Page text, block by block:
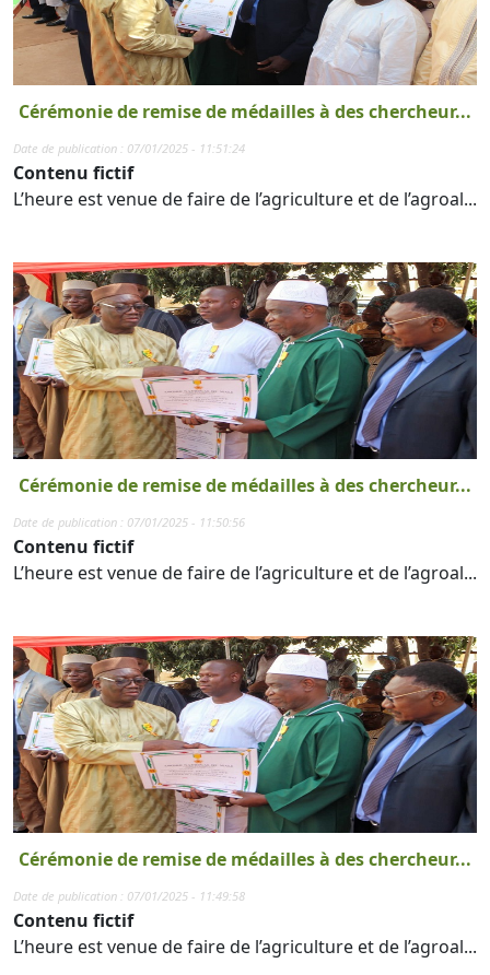
Cérémonie de remise de médailles à des chercheur...
Date de publication : 07/01/2025 - 11:51:24
Contenu fictif
L’heure est venue de faire de l’agriculture et de l’agroal...
Cérémonie de remise de médailles à des chercheur...
Date de publication : 07/01/2025 - 11:50:56
Contenu fictif
L’heure est venue de faire de l’agriculture et de l’agroal...
Cérémonie de remise de médailles à des chercheur...
Date de publication : 07/01/2025 - 11:49:58
Contenu fictif
L’heure est venue de faire de l’agriculture et de l’agroal...